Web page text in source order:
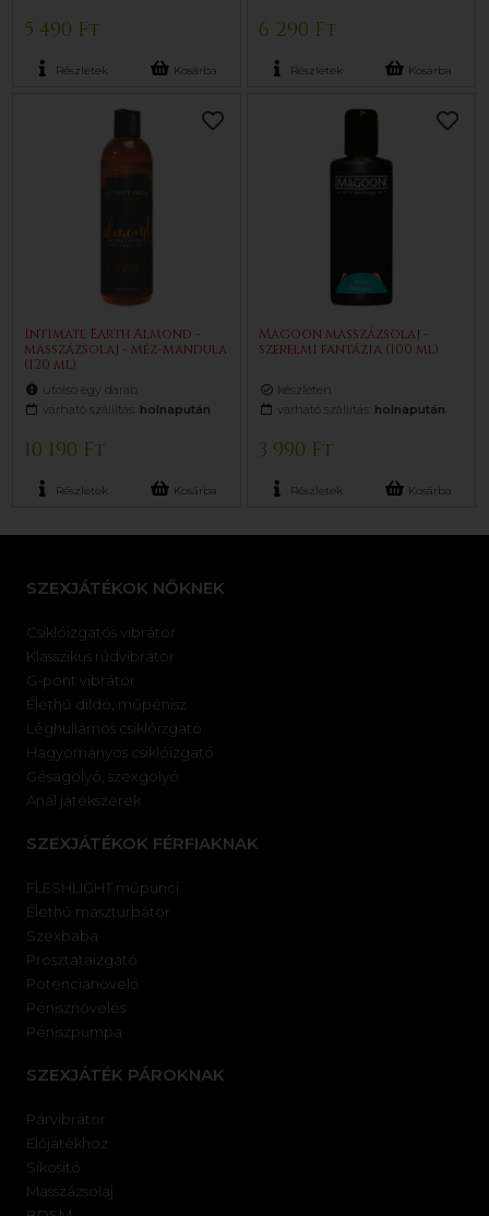
5 490 Ft
Részletek Kosárba
6 290 Ft
Részletek Kosárba
Intimate Earth Almond -
masszázsolaj - méz-mandula
(120 ml)
utolsó egy darab
várható szállítás: holnapután
10 190 Ft
Részletek Kosárba
Magoon masszázsolaj -
szerelmi fantázia (100 ml)
készleten
várható szállítás: holnapután
3 990 Ft
Részletek Kosárba
SZEXJÁTÉKOK NŐKNEK
Csiklóizgatós vibrátor
Klasszikus rúdvibrátor
G-pont vibrátor
Élethű dildó, műpénisz
Léghullámos csiklóizgató
Hagyományos csiklóizgató
Gésagolyó, szexgolyó
Anál játékszerek
SZEXJÁTÉKOK FÉRFIAKNAK
FLESHLIGHT műpunci
Élethű maszturbátor
Szexbaba
Prosztataizgató
Potencianövelő
Pénisznövelés
Péniszpumpa
SZEXJÁTÉK PÁROKNAK
Párvibrátor
Előjátékhoz
Síkosító
Masszázsolaj